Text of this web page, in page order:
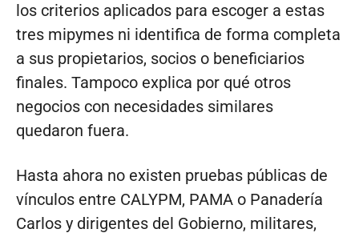
los criterios aplicados para escoger a estas
tres mipymes ni identifica de forma completa
a sus propietarios, socios o beneficiarios
finales. Tampoco explica por qué otros
negocios con necesidades similares
quedaron fuera.
Hasta ahora no existen pruebas públicas de
vínculos entre CALYPM, PAMA o Panadería
Carlos y dirigentes del Gobierno, militares,